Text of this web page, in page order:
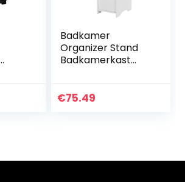
Badkamer
Organizer Stand
Badkamerkast
Slaapkamer
€75.49